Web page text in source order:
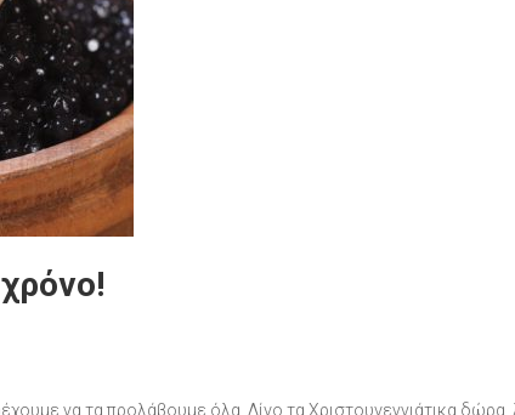
να τα προλάβουμε όλα. Λίγο τα Χριστουγεννιάτικα δώρα,